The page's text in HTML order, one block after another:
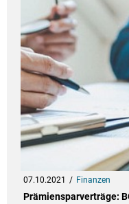
07.10.2021 Finanzen
Prämiensparverträge: